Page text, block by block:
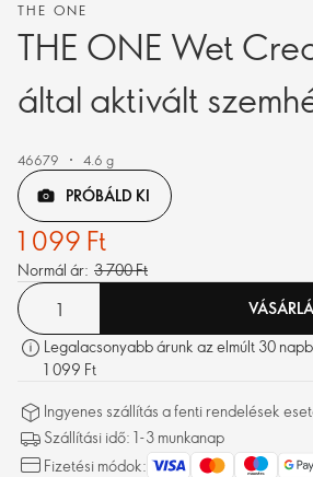
THE ONE
THE ONE Wet
által aktivált
46679 4.6 g
PRÓBÁLD KI
1 099 Ft
Normál ár: 3 700 Ft
Legalacsonyabb árunk az elmúlt 30
1 099 Ft
Ingyenes szállítás a fenti rendelések
Szállítási idő: 1-3 munkanap
Fizetési módok: